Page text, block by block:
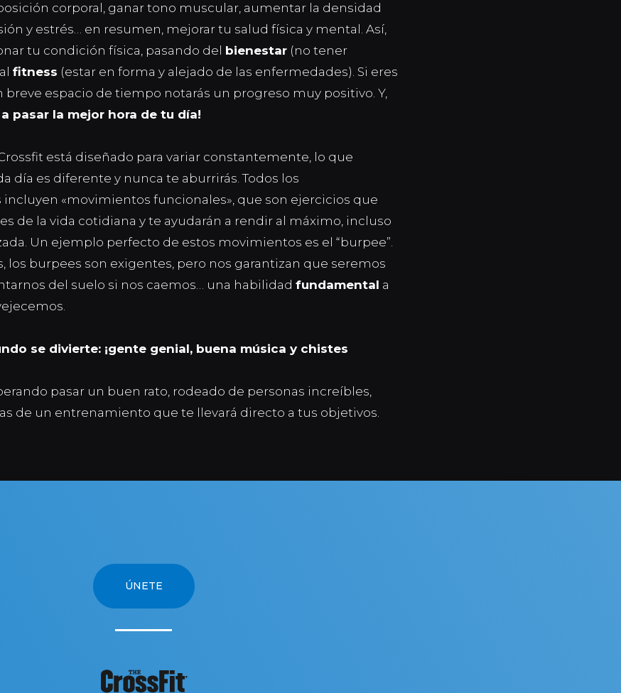
corporal, ganar tono muscular, aumentar la densidad
y estrés… en resumen, mejorar tu salud física y mental. Así,
tu condición física, pasando del bienestar (no tener
fitness (estar en forma y alejado de las enfermedades). Si eres
breve espacio de tiempo notarás un progreso muy positivo. Y,
a pasar la mejor hora de tu día!
está diseñado para variar constantemente, lo que
día es diferente y nunca te aburrirás. Todos los
«movimientos funcionales», que son ejercicios que
de la vida cotidiana y te ayudarán a rendir al máximo, incluso
Un ejemplo perfecto de estos movimientos es el “burpee”.
los burpees son exigentes, pero nos garantizan que seremos
del suelo si nos caemos… una habilidadfundamental a
se divierte: ¡gente genial, buena música y chistes
pasar un buen rato, rodeado de personas increíbles,
de un entrenamiento que te llevará directo a tus objetivos.
ÚNETE